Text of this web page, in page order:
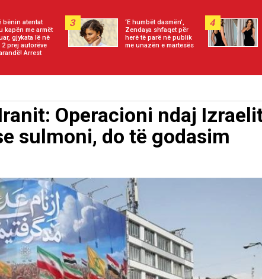
bënin atentat
kapën me armët
gjykata lë në
prej autorëve
Arrest
3
‘E humbët dasmën’,
Zendaya shfaqet për
herë të parë në publik
me unazën e martesës
4
Operacioni ndaj
sulmoni, do të godasim